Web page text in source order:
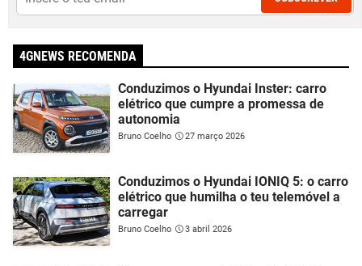
4GNEWS RECOMENDA
Conduzimos o Hyundai Inster: carro
elétrico que cumpre a promessa de
autonomia
Bruno Coelho 27 março 2026
Conduzimos o Hyundai IONIQ 5: o carro
elétrico que humilha o teu telemóvel a
carregar
Bruno Coelho 3 abril 2026